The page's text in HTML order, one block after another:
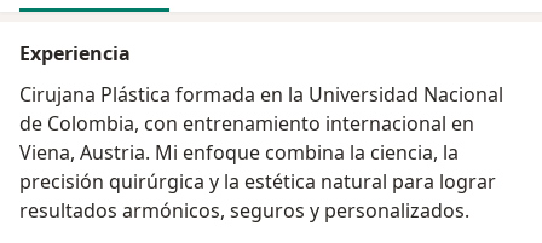
Experiencia
Cirujana Plástica formada en la Universidad Nacional
de Colombia, con entrenamiento internacional en
Viena, Austria. Mi enfoque combina la ciencia, la
precisión quirúrgica y la estética natural para lograr
resultados armónicos, seguros y personalizados.